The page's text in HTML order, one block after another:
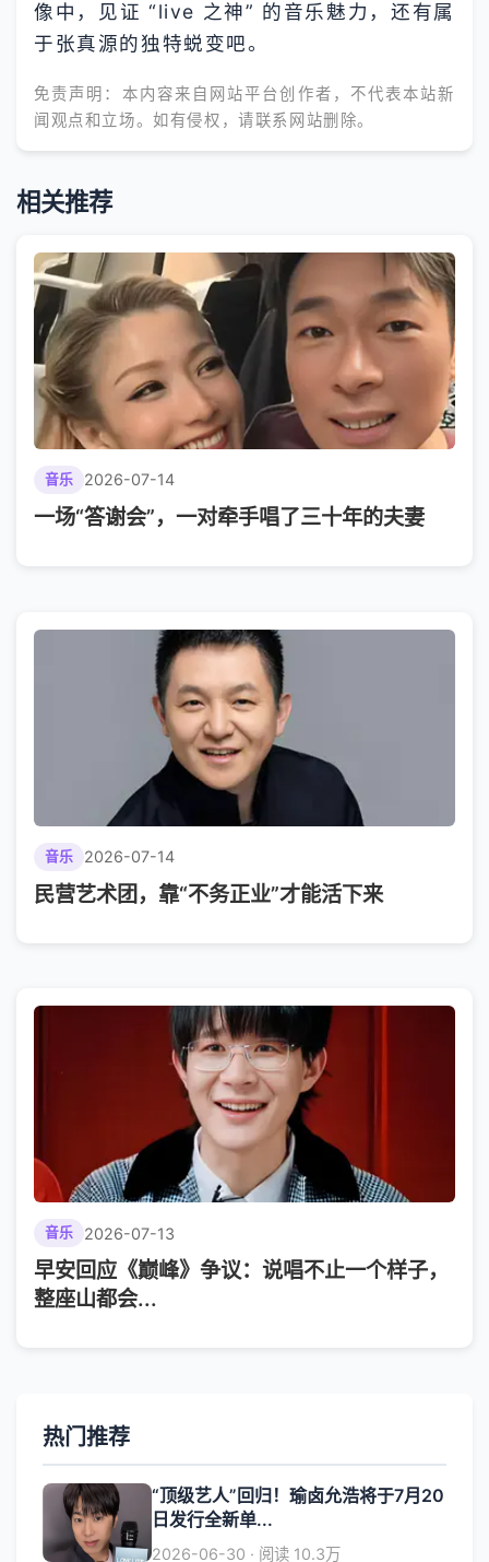
像中，见证 “live 之神” 的音乐魅力，还有属
于张真源的独特蜕变吧。
免责声明：本内容来自网站平台创作者，不代表本站新
闻观点和立场。如有侵权，请联系网站删除。
相关推荐
音乐 2026-07-14
一场“答谢会”，一对牵手唱了三十年的夫妻
音乐 2026-07-14
民营艺术团，靠“不务正业”才能活下来
音乐 2026-07-13
早安回应《巅峰》争议：说唱不止一个样子，
整座山都会...
热门推荐
“顶级艺人”回归！瑜卤允浩将于7月20
日发行全新单...
2026-06-30 · 阅读 10.3万